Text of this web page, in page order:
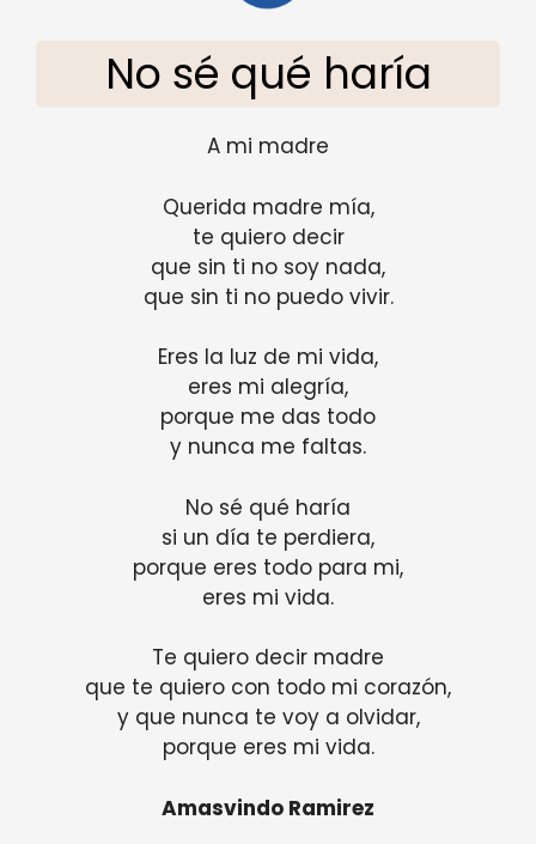
No sé qué haría
A mi madre
Querida madre mía,
te quiero decir
que sin ti no soy nada,
que sin ti no puedo vivir.
Eres la luz de mi vida,
eres mi alegría,
porque me das todo
y nunca me faltas.
No sé qué haría
si un día te perdiera,
porque eres todo para mi,
eres mi vida.
Te quiero decir madre
que te quiero con todo mi corazón,
y que nunca te voy a olvidar,
porque eres mi vida.
Amasvindo Ramirez